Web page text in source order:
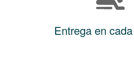
Entrega en